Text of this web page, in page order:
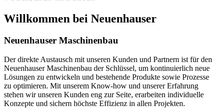
Willkommen bei Neuenhauser
Neuenhauser Maschinenbau
Der direkte Austausch mit unseren Kunden und Partnern ist für den
Neuenhauser Maschinenbau der Schlüssel, um kontinuierlich neue
Lösungen zu entwickeln und bestehende Produkte sowie Prozesse
zu optimieren. Mit unserem Know-how und unserer Erfahrung
stehen wir unseren Kunden eng zur Seite, erarbeiten individuelle
Konzepte und sichern höchste Effizienz in allen Projekten.